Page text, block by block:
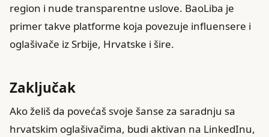
region i nude transparentne uslove. BaoLiba je
primer takve platforme koja povezuje influensere i
oglašivače iz Srbije, Hrvatske i šire.
Zaključak
Ako želiš da povećaš svoje šanse za saradnju sa
hrvatskim oglašivačima, budi aktivan na LinkedInu,